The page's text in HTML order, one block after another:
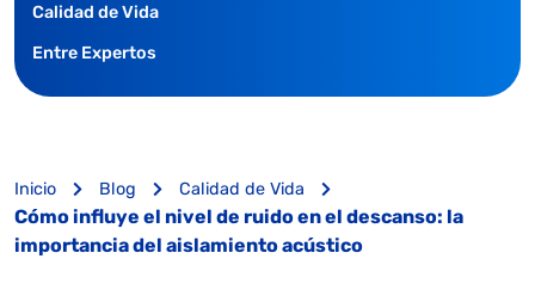
Calidad de Vida
Entre Expertos
Inicio Blog Calidad de Vida
Cómo influye el nivel de ruido en el descanso: la
importancia del aislamiento acústico